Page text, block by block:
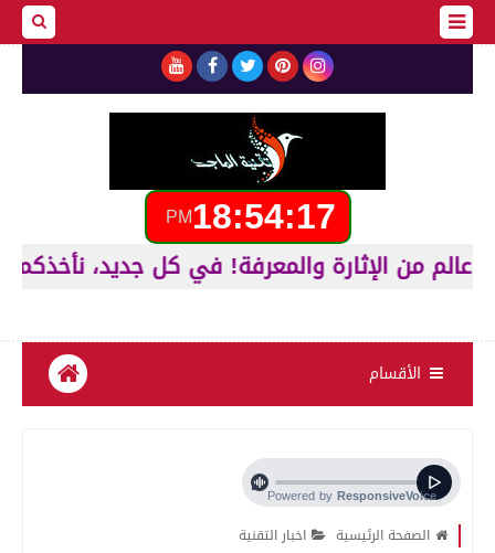
18:54:18
PM
والمعرفة! في كل جديد، نأخذكم في رحلة
الأقسام
الصفحة الرئيسية اخبار التقنية